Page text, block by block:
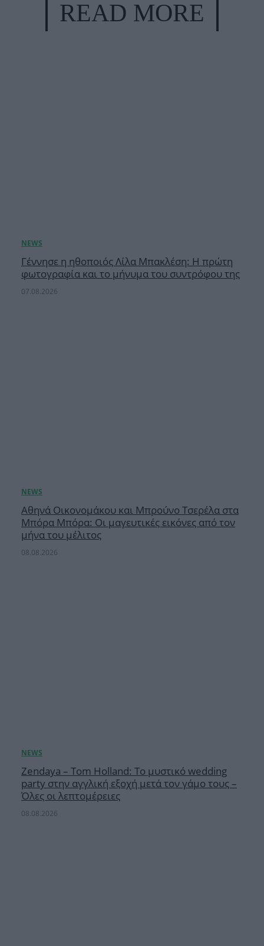
READ MORE
Γέννησε η ηθοποιός Λίλα Μπακλέση: Η πρώτη
φωτογραφία και το μήνυμα του συντρόφου της
07.08.2026
Αθηνά Οικονομάκου και Μπρούνο Τσερέλα στα
Μπόρα Μπόρα: Οι μαγευτικές εικόνες από τον
μήνα του μέλιτος
08.08.2026
Zendaya – Tom Holland: Το μυστικό wedding
party στην αγγλική εξοχή μετά τον γάμο τους –
Όλες οι λεπτομέρειες
08.08.2026